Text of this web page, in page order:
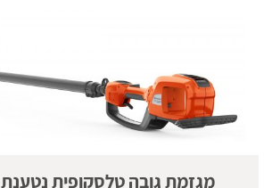
מגזמת גובה טלסקופית נטענת 520iHT4